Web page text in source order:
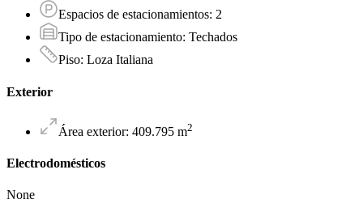
Espacios de estacionamientos: 2
Tipo de estacionamiento: Techados
Piso: Loza Italiana
Exterior
Área exterior: 409.795 m2
Electrodomésticos
None